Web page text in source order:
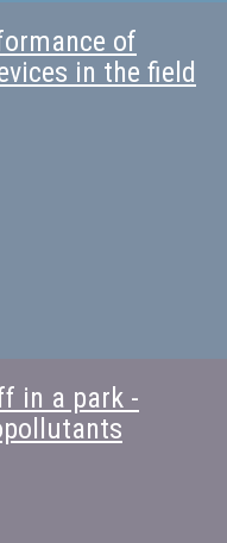
of
in the field
in a park -